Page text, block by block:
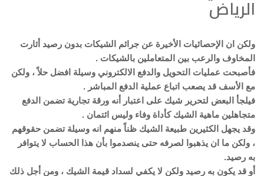
الرياض
ولكن ان الإحصائيات الأخيرة عن جرائم الشيكات بدون رصيد أثارت
المخاوف والرعب بين المتعاملين بالشيكات .
فأصبحت عمليات التحويل والدفع الالكتروني وسيلة افضل حلاً ، ولكن
مع الأسف قد يصعب اتباع عملية الدفع المباشر .
فيلجأ البعض لتحرير شيك على اعتبار أنه ورقة تجارية تضمن الدفع
متجاهلين ماهية الشيك كأداة وفاء وليس ائتمان .
وقد يجهل الكثيرين طبيعة الشيك ظناً منهم انه وسيلة تضمن حقوقهم
، ولكن ما ان يذهبوا لصرفه حتى ينصدموا بأن هذا الحساب لا يتوافر
به رصيد.
أو قد يكون به رصيد ولكن لا يكفي لسداد قيمة الشيك ، ومن أجل ذلك